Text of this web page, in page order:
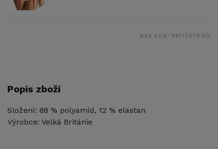
Náš kód: PA11307RRD
Popis zboží
Složení: 88 % polyamid, 12 % elastan
Výrobce: Velká Británie